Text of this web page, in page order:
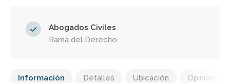
Abogados Civiles
Rama del Derecho
Información Detalles Ubicación Opiniones